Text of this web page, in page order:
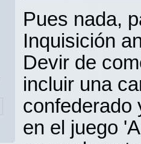
Pues nada,
Inquisición
Devir de
incluir una
confederado
en el juego